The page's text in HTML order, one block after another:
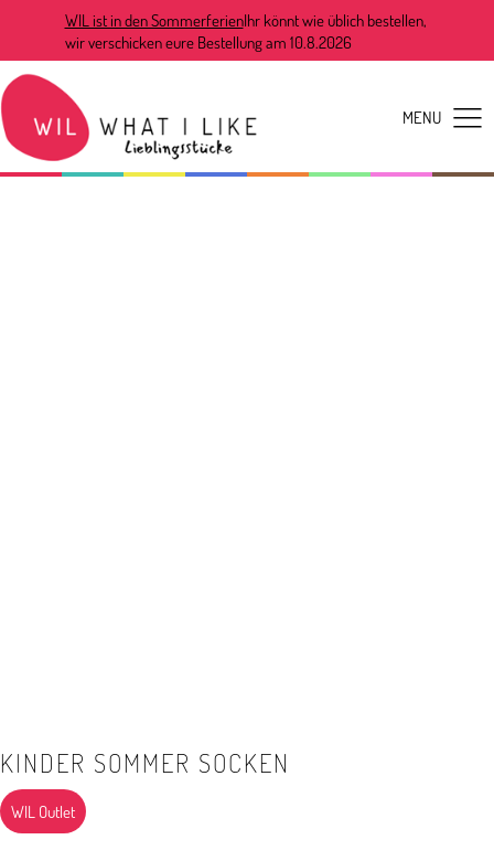
WIL ist in den SommerferienIhr könnt wie üblich bestellen,
wir verschicken eure Bestellung am 10.8.2026
KINDER SOMMER SOCKEN
WIL Outlet